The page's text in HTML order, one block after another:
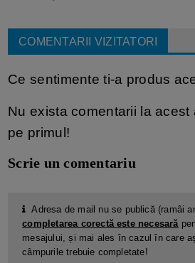
COMENTARII VIZITATORI
Ce sentimente ti-a produs
Nu exista comentarii la acest
pe primul!
Scrie un comentariu
Adresa de mail nu se publică (ramâi
completarea corectă este necesară
mesajului, și mai ales în cazul în care
câmpurile trebuie completate!